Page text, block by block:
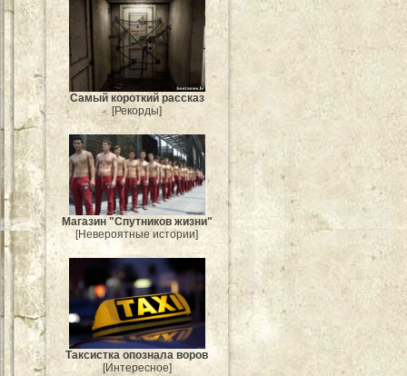
Самый короткий рассказ
[Рекорды]
Магазин "Спутников жизни"
[Невероятные истории]
Таксистка опознала воров
[Интересное]